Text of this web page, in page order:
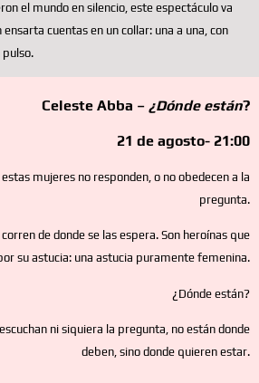
el mundo en silencio, este espectáculo va
cuentas en un collar: una a una, con
pulso.
Celeste Abba – ¿Dónde están?
21 de agosto- 21:00
mujeres no responden, o no obedecen a la
pregunta.
de donde se las espera. Son heroínas que
su astucia: una astucia puramente femenina.
¿Dónde están?
ni siquiera la pregunta, no están donde
deben, sino donde quieren estar.